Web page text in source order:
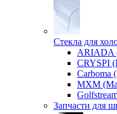
Стекла для
CRYSPI
Carboma
MXM
Запчасти для